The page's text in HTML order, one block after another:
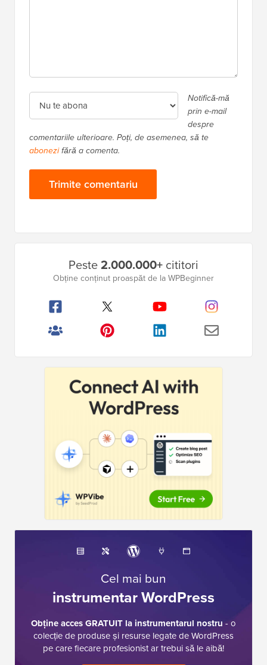
Notifică-mă
prin e-mail
despre
comentariile ulterioare. Poți, de asemenea, să te
abonezifără a comenta.
laterală
principală
Peste2.000.000+ cititori
Obține conținut proaspăt de la WPBeginner
Cel mai bun
instrumentar WordPress
Obține acces GRATUIT la instrumentarul nostru - o
colecție de produse și resurse legate de WordPress
pe care fiecare profesionist ar trebui să le aibă!